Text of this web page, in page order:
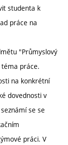
studenta k
práce na
"Průmyslový
práce.
na konkrétní
dovednosti v
se se
práci. V